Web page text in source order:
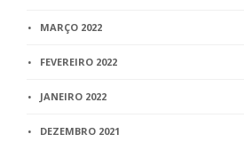
MARÇO 2022
FEVEREIRO 2022
JANEIRO 2022
DEZEMBRO 2021